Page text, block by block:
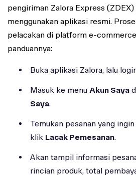
pengiriman Zalora Express (ZDEX)
menggunakan aplikasi resmi.
pelacakan di platform e-
panduannya:
Buka aplikasi Zalora, lalu
Masuk ke menu Akun Saya
Saya.
Temukan pesanan yang
klik Lacak Pemesanan.
Akan tampil informasi
rincian produk, total